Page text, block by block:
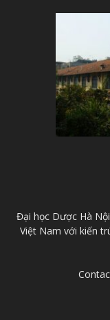
Đại học Dược Hà
Việt Nam với kiến